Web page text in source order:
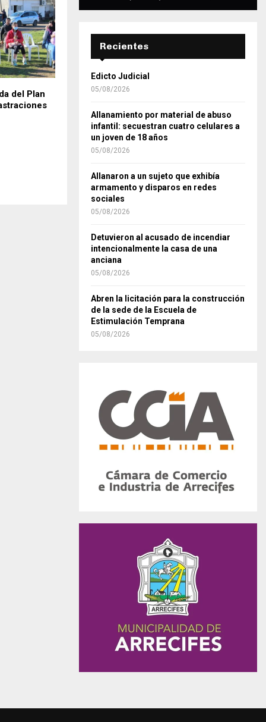
del Plan
Recientes
Edicto Judicial
05/08/2026
Allanamiento por material de abuso
infantil: secuestran cuatro celulares a
un joven de 18 años
05/08/2026
Allanaron a un sujeto que exhibía
armamento y disparos en redes
sociales
05/08/2026
Detuvieron al acusado de incendiar
intencionalmente la casa de una
anciana
05/08/2026
Abren la licitación para la construcción
de la sede de la Escuela de
Estimulación Temprana
05/08/2026